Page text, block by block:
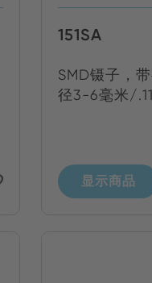
151SA
SMD镊子，
径3-6毫米/
显示商品